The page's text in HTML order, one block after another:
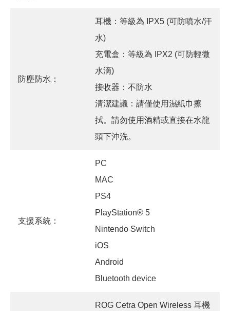
防塵防水：
耳機：等級為 IPX5 (可防噴水/汗
水)
充電盒：等級為 IPX2 (可防輕微
水滴)
接收器：不防水
清潔建議：請僅使用濕紙巾擦
拭。請勿使用酒精或直接在水龍
頭下沖洗。
支援系統：
PC
MAC
PS4
PlayStation® 5
Nintendo Switch
iOS
Android
Bluetooth device
ROG Cetra Open Wireless 耳機